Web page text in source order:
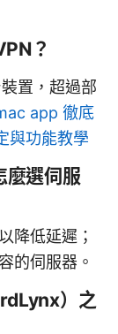
？
置，超過部
app 徹底
與功能教學
麼選伺服
降低延遲；
的伺服器。
）之